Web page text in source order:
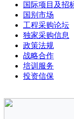
国际项目及招
国别市场
工程采购论坛
独家采购信息
政策法规
战略合作
培训服务
投资信保